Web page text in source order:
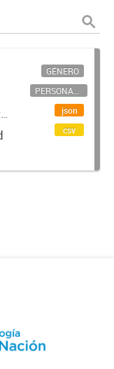
GÉNERO
PERSONAL CIENTÍFICO-TECNOLÓGICO
json
csv